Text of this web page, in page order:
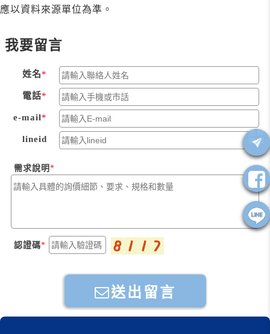
應以資料來源單位為準。
我要留言
需求說明
認證碼
姓名
電話
e-mail
lineid
送出留言